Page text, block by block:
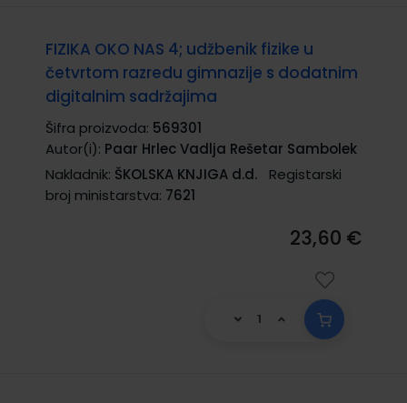
FIZIKA OKO NAS 4; udžbenik fizike u
četvrtom razredu gimnazije s dodatnim
digitalnim sadržajima
Šifra proizvoda: 569301
Autor(i): Paar Hrlec Vadlja Rešetar Sambolek
Nakladnik: ŠKOLSKA KNJIGA d.d.
Registarski
broj ministarstva: 7621
23,60 €